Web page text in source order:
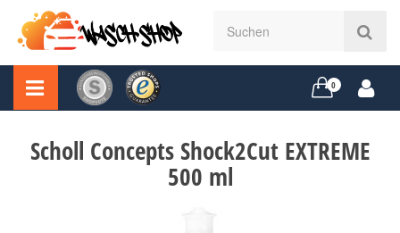
0
Scholl Concepts Shock2Cut EXTREME
500 ml